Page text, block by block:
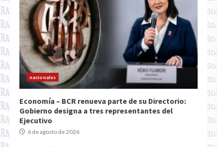
nacionales
Economía – BCR renueva parte de su Directorio:
Gobierno designa a tres representantes del
Ejecutivo
6 de agosto de 2026